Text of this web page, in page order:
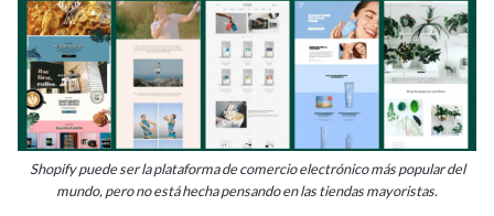
Shopify puede ser la plataforma de comercio electrónico más popular del
mundo, pero no está hecha pensando en las tiendas mayoristas.